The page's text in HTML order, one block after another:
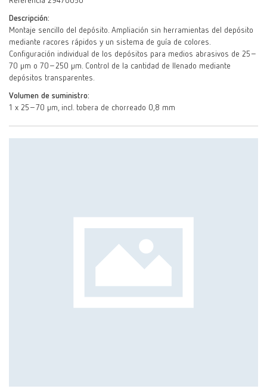
Descripción:
Montaje sencillo del depósito. Ampliación sin herramientas del depósito
mediante racores rápidos y un sistema de guía de colores.
Configuración individual de los depósitos para medios abrasivos de 25–
70 µm o 70–250 µm. Control de la cantidad de llenado mediante
depósitos transparentes.
Volumen de suministro:
1 x 25–70 µm, incl. tobera de chorreado 0,8 mm